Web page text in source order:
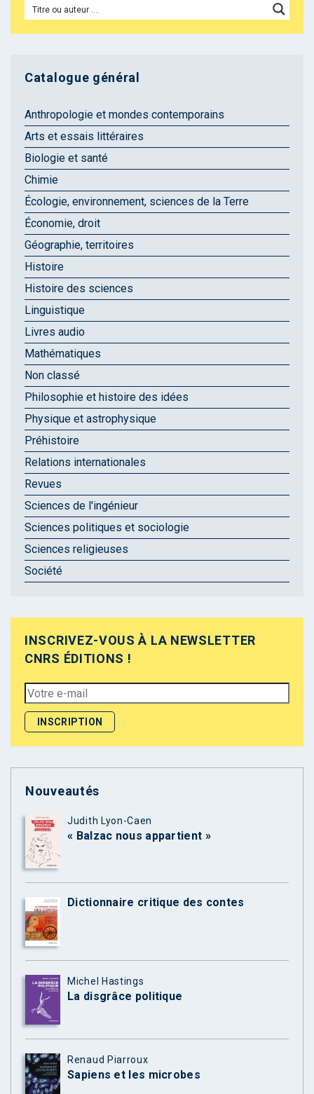
Catalogue général
Anthropologie et mondes contemporains
Arts et essais littéraires
Biologie et santé
Chimie
Écologie, environnement, sciences de la Terre
Économie, droit
Géographie, territoires
Histoire
Histoire des sciences
Linguistique
Livres audio
Mathématiques
Non classé
Philosophie et histoire des idées
Physique et astrophysique
Préhistoire
Relations internationales
Revues
Sciences de l'ingénieur
Sciences politiques et sociologie
Sciences religieuses
Société
INSCRIVEZ-VOUS À LA NEWSLETTER
CNRS ÉDITIONS !
Nouveautés
Judith Lyon-Caen
« Balzac nous appartient »
Dictionnaire critique des contes
Michel Hastings
La disgrâce politique
Renaud Piarroux
Sapiens et les microbes